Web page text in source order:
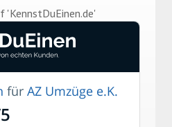
'KennstDuEinen.de'
für AZ Umzüge e.K.
5